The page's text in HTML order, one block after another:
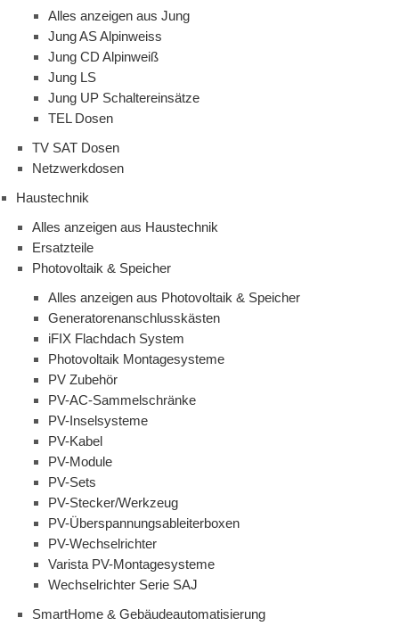
Alles anzeigen aus Jung
Jung AS Alpinweiss
Jung CD Alpinweiß
Jung LS
Jung UP Schaltereinsätze
TEL Dosen
TV SAT Dosen
Netzwerkdosen
Haustechnik
Alles anzeigen aus Haustechnik
Ersatzteile
Photovoltaik & Speicher
Alles anzeigen aus Photovoltaik & Speicher
Generatorenanschlusskästen
iFIX Flachdach System
Photovoltaik Montagesysteme
PV Zubehör
PV-AC-Sammelschränke
PV-Inselsysteme
PV-Kabel
PV-Module
PV-Sets
PV-Stecker/Werkzeug
PV-Überspannungsableiterboxen
PV-Wechselrichter
Varista PV-Montagesysteme
Wechselrichter Serie SAJ
SmartHome & Gebäudeautomatisierung